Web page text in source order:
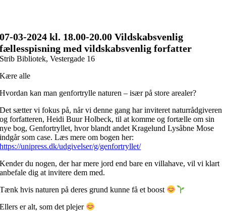
07-03-2024 kl. 18.00-20.00 Vildskabsvenlig
fællesspisning med vildskabsvenlig forfatter
Strib Bibliotek, Vestergade 16
Kære alle
Hvordan kan man genfortrylle naturen – især på store arealer?
Det sætter vi fokus på, når vi denne gang har inviteret naturrådgiveren
og forfatteren, Heidi Buur Holbeck, til at komme og fortælle om sin
nye bog, Genfortryllet, hvor blandt andet Kragelund Lysåbne Mose
indgår som case. Læs mere om bogen her:
https://unipress.dk/udgivelser/g/genfortryllet/
Kender du nogen, der har mere jord end bare en villahave, vil vi klart
anbefale dig at invitere dem med.
Tænk hvis naturen på deres grund kunne få et boost
Ellers er alt, som det plejer